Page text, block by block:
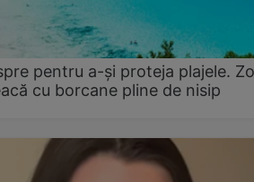
pentru a-și proteja plajele.
cu borcane pline de nisip